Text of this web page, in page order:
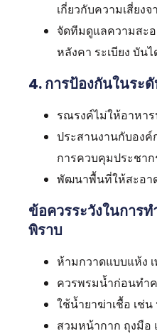
เกี่ยวกับความเสี่ยง
จัดทีมดูแลความสะอ
หลังคา ระเบียง บัน
4. การป้องกันในระ
รณรงค์ไม่ให้อาหา
ประสานงานกับอง
การควบคุมประชา
พัฒนาพื้นที่ให้สะอา
ข้อควรระวังในการ
พิราบ
ห้ามกวาดแบบแห้ง
ควรพรมน้ำก่อนทำ
ใช้น้ำยาฆ่าเชื้อ เช่น
สวมหน้ากาก ถุงมือ